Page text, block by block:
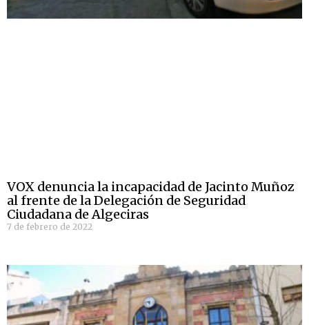
VOX denuncia la incapacidad de Jacinto Muñoz
al frente de la Delegación de Seguridad
Ciudadana de Algeciras
7 de febrero de 2022